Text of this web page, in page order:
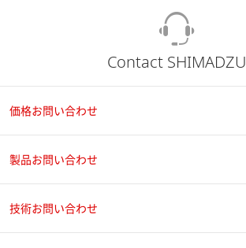
Contact SHIMADZU
価格お問い合わせ
製品お問い合わせ
技術お問い合わせ